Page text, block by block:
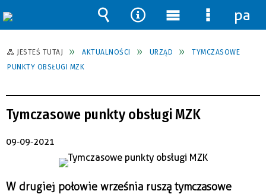
JESTEŚ TUTAJ AKTUALNOŚCI URZĄD
TYMCZASOWE
PUNKTY OBSŁUGI MZK
Tymczasowe punkty obsługi MZK
09-09-2021
W drugiej połowie września ruszą tymczasowe
Wyszukiwarka
Narzędzia
Menu
główne
Menu